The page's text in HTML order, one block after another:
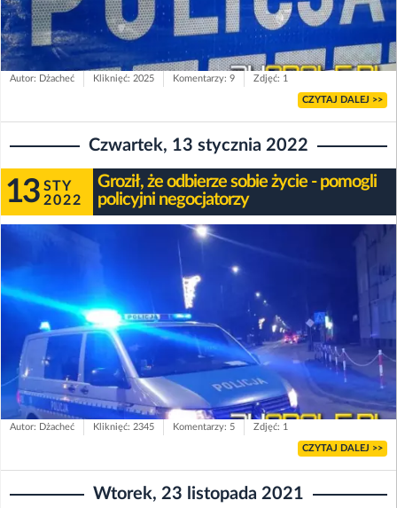
Autor: Dżacheć Kliknięć: 2025 Komentarzy: 9 Zdjęć: 1
CZYTAJ DALEJ >>
Czwartek, 13 stycznia 2022
13 STY
2022
Groził, że odbierze sobie życie - pomogli
policyjni negocjatorzy
Autor: Dżacheć Kliknięć: 2345 Komentarzy: 5 Zdjęć: 1
CZYTAJ DALEJ >>
Wtorek, 23 listopada 2021